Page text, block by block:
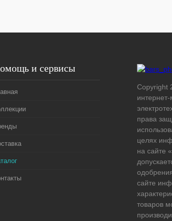
и сервисы
Copyright
интернет-
права
целях
на сайте
сайте
товаров